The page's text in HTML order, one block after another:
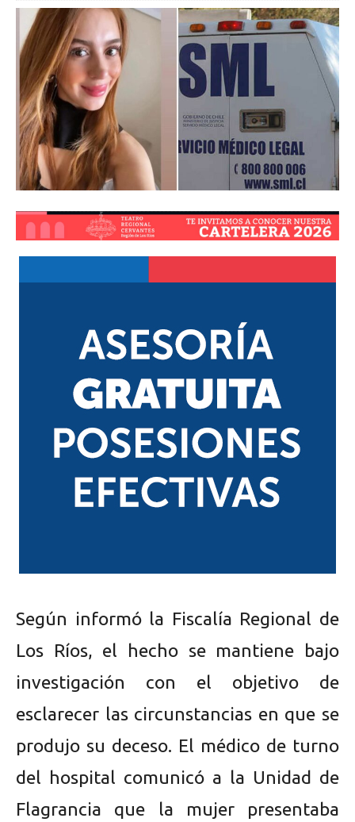
Según informó la Fiscalía Regional de
Los Ríos, el hecho se mantiene bajo
investigación con el objetivo de
esclarecer las circunstancias en que se
produjo su deceso. El médico de turno
del hospital comunicó a la Unidad de
Flagrancia que la mujer presentaba